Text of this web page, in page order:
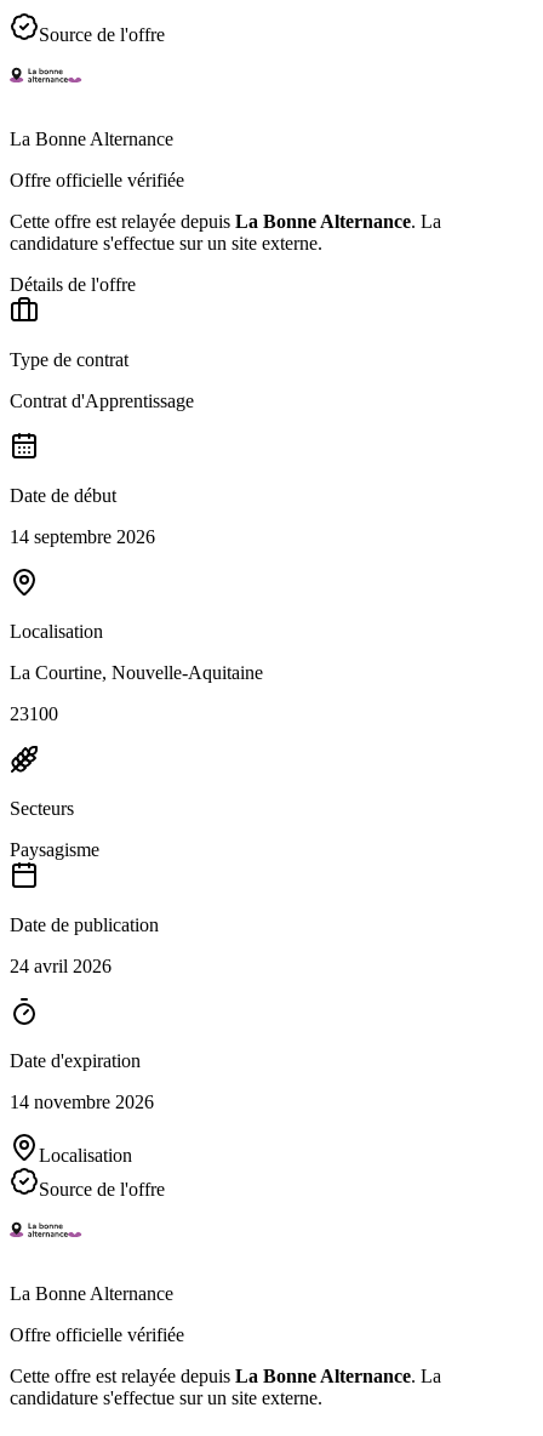
Source de l'offre
La Bonne Alternance
Offre officielle vérifiée
Cette offre est relayée depuis La Bonne Alternance. La
candidature s'effectue sur un site externe.
Détails de l'offre
Type de contrat
Contrat d'Apprentissage
Date de début
14 septembre 2026
Localisation
La Courtine, Nouvelle-Aquitaine
23100
Secteurs
Paysagisme
Date de publication
24 avril 2026
Date d'expiration
14 novembre 2026
Localisation
Source de l'offre
La Bonne Alternance
Offre officielle vérifiée
Cette offre est relayée depuis La Bonne Alternance. La
candidature s'effectue sur un site externe.